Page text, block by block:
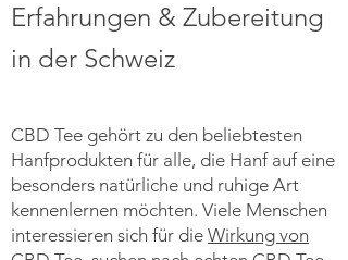
Erfahrungen & Zubereitung
in der Schweiz
CBD Tee gehört zu den beliebtesten
Hanfprodukten für alle, die Hanf auf eine
besonders natürliche und ruhige Art
kennenlernen möchten. Viele Menschen
interessieren sich für die Wirkung von